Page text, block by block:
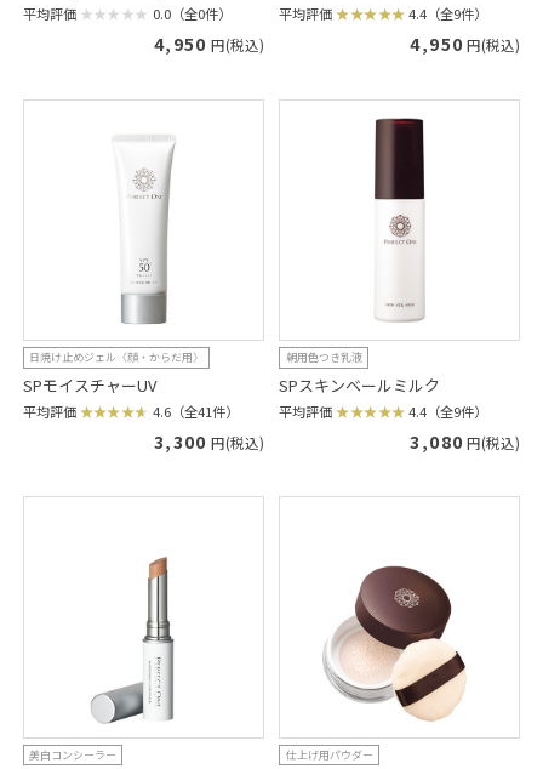
平均評価 0.0（全0件）
4,950 円(税込)
平均評価 4.4（全9件）
4,950 円(税込)
日焼け止めジェル〈顔・からだ用〉
SPモイスチャーUV
平均評価 4.6（全41件）
3,300 円(税込)
朝用色つき乳液
SPスキンベールミルク
平均評価 4.4（全9件）
3,080 円(税込)
美白コンシーラー 仕上げ用パウダー